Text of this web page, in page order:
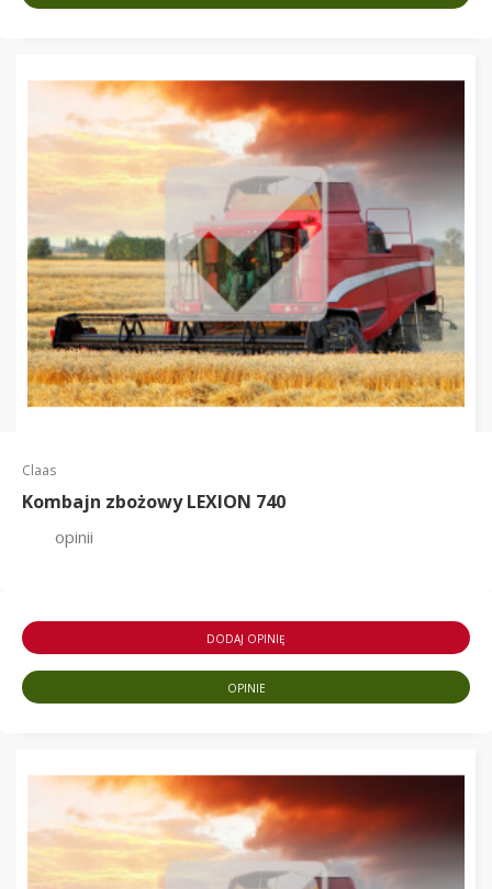
Claas
Kombajn zbożowy LEXION 740
opinii
DODAJ OPINIĘ
OPINIE